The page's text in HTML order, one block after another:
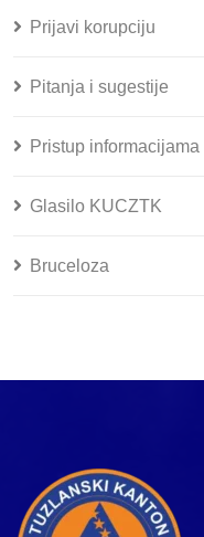
Prijavi korupciju
Pitanja i sugestije
Pristup informacijama
Glasilo KUCZTK
Bruceloza